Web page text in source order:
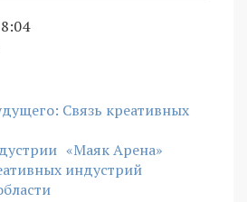
Связь креативных
«Маяк Арена»
индустрий